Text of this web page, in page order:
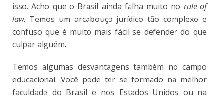
isso. Acho que o Brasil ainda falha muito no rule of
law. Temos um arcabouço jurídico tão complexo e
confuso que é muito mais fácil se defender do que
culpar alguém.
Temos algumas desvantagens também no campo
educacional. Você pode ter se formado na melhor
faculdade do Brasil e nos Estados Unidos ou na